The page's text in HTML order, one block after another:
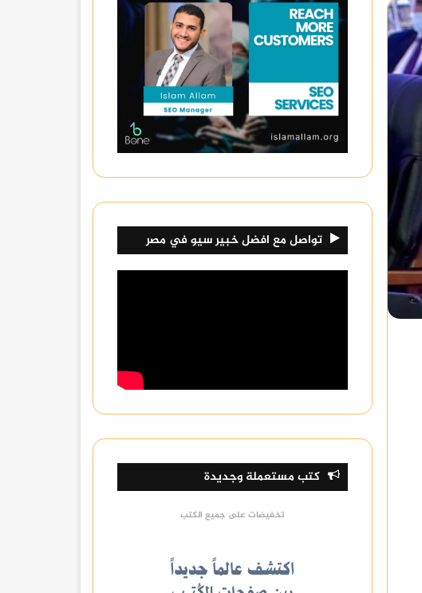
تواصل مع افضل خبير سيو في مصر
كتب مستعملة وجديدة
تخفيضات على جميع الكتب